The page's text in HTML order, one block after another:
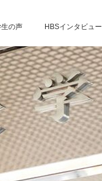
の声 HBSインタビュー